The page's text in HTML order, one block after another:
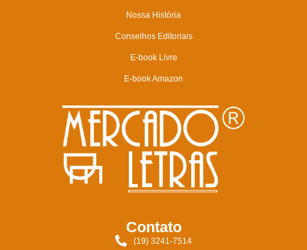
Nossa História
Conselhos Editoriais
E-book Livre
E-book Amazon
Contato
(19) 3241-7514